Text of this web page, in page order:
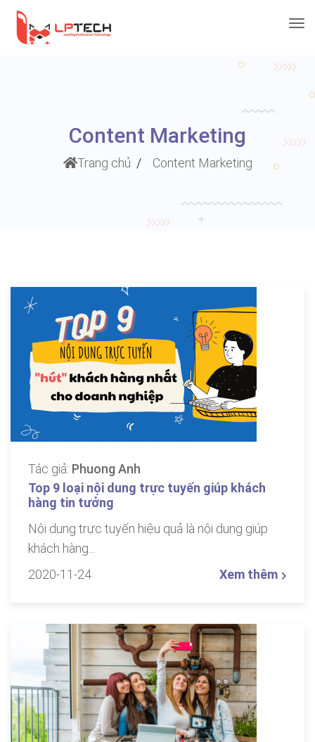
Content Marketing
Trang chủ Content Marketing
Tác giả: Phuong Anh
Top 9 loại nội dung trực tuyến giúp khách
hàng tin tưởng
Nội dung trực tuyến hiệu quả là nội dung giúp
khách hàng...
2020-11-24
Xem thêm